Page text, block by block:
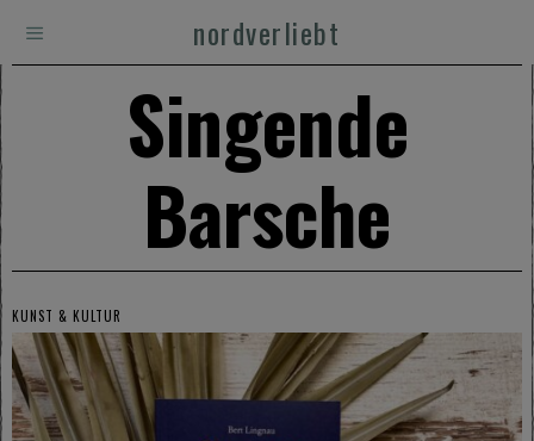
nordverliebt
Singende
Barsche
KUNST & KULTUR